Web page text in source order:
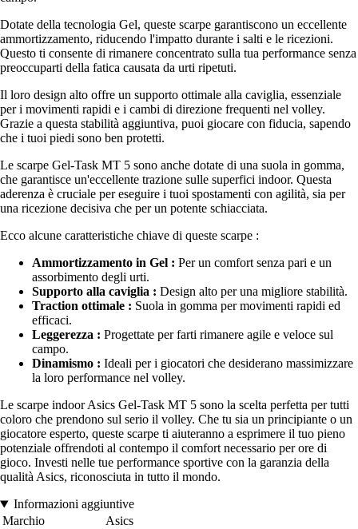
Dotate della tecnologia Gel, queste scarpe garantiscono un eccellente
ammortizzamento, riducendo l'impatto durante i salti e le ricezioni.
Questo ti consente di rimanere concentrato sulla tua performance senza
preoccuparti della fatica causata da urti ripetuti.
Il loro design alto offre un supporto ottimale alla caviglia, essenziale
per i movimenti rapidi e i cambi di direzione frequenti nel volley.
Grazie a questa stabilità aggiuntiva, puoi giocare con fiducia, sapendo
che i tuoi piedi sono ben protetti.
Le scarpe Gel-Task MT 5 sono anche dotate di una suola in gomma,
che garantisce un'eccellente trazione sulle superfici indoor. Questa
aderenza è cruciale per eseguire i tuoi spostamenti con agilità, sia per
una ricezione decisiva che per un potente schiacciata.
Ecco alcune caratteristiche chiave di queste scarpe :
Ammortizzamento in Gel : Per un comfort senza pari e un
assorbimento degli urti.
Supporto alla caviglia : Design alto per una migliore stabilità.
Traction ottimale : Suola in gomma per movimenti rapidi ed
efficaci.
Leggerezza : Progettate per farti rimanere agile e veloce sul
campo.
Dinamismo : Ideali per i giocatori che desiderano massimizzare
la loro performance nel volley.
Le scarpe indoor Asics Gel-Task MT 5 sono la scelta perfetta per tutti
coloro che prendono sul serio il volley. Che tu sia un principiante o un
giocatore esperto, queste scarpe ti aiuteranno a esprimere il tuo pieno
potenziale offrendoti al contempo il comfort necessario per ore di
gioco. Investi nelle tue performance sportive con la garanzia della
qualità Asics, riconosciuta in tutto il mondo.
Informazioni aggiuntive
Marchio
Asics